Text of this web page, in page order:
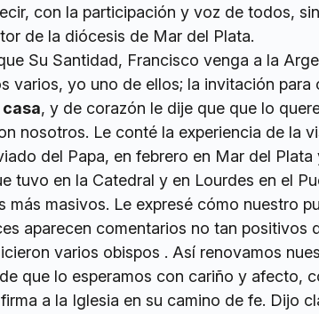
con la participación y voz de todos,
de la diócesis de Mar del Plata.
Su Santidad, Francisco venga a la
varios, yo uno de ellos; la invitación para
, y de corazón le dije que que lo
nosotros. Le conté la experiencia de la
del Papa, en febrero en Mar del
tuvo en la Catedral y en Lourdes en el
más masivos. Le expresé cómo nuestro
aparecen comentarios no tan positivos
varios obispos . Así renovamos
que lo esperamos con cariño y afecto,
a la Iglesia en su camino de fe. Dijo